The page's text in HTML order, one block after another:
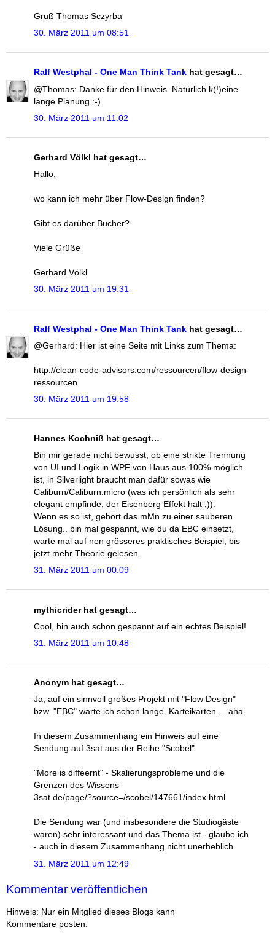
Gruß Thomas Sczyrba
30. März 2011 um 08:51
Ralf Westphal - One Man Think Tank hat gesagt…
@Thomas: Danke für den Hinweis. Natürlich k(!)eine
lange Planung :-)
30. März 2011 um 11:02
Gerhard Völkl hat gesagt…
Hallo,
wo kann ich mehr über Flow-Design finden?
Gibt es darüber Bücher?
Viele Grüße
Gerhard Völkl
30. März 2011 um 19:31
Ralf Westphal - One Man Think Tank hat gesagt…
@Gerhard: Hier ist eine Seite mit Links zum Thema:
http://clean-code-advisors.com/ressourcen/flow-design-
ressourcen
30. März 2011 um 19:58
Hannes Kochniß hat gesagt…
Bin mir gerade nicht bewusst, ob eine strikte Trennung
von UI und Logik in WPF von Haus aus 100% möglich
ist, in Silverlight braucht man dafür sowas wie
Caliburn/Caliburn.micro (was ich persönlich als sehr
elegant empfinde, der Eisenberg Effekt halt ;)).
Wenn es so ist, gehört das mMn zu einer sauberen
Lösung.. bin mal gespannt, wie du da EBC einsetzt,
warte mal auf nen grösseres praktisches Beispiel, bis
jetzt mehr Theorie gelesen.
31. März 2011 um 00:09
mythicrider hat gesagt…
Cool, bin auch schon gespannt auf ein echtes Beispiel!
31. März 2011 um 10:48
Anonym hat gesagt…
Ja, auf ein sinnvoll großes Projekt mit "Flow Design"
bzw. "EBC" warte ich schon lange. Karteikarten ... aha
In diesem Zusammenhang ein Hinweis auf eine
Sendung auf 3sat aus der Reihe "Scobel":
"More is diffeernt" - Skalierungsprobleme und die
Grenzen des Wissens
3sat.de/page/?source=/scobel/147661/index.html
Die Sendung war (und insbesondere die Studiogäste
waren) sehr interessant und das Thema ist - glaube ich
- auch in diesem Zusammenhang nicht unerheblich.
31. März 2011 um 12:49
Kommentar veröffentlichen
Hinweis: Nur ein Mitglied dieses Blogs kann
Kommentare posten.